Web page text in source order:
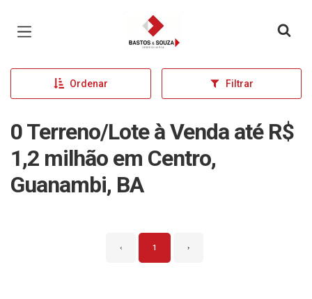
Página inicial
Ordenar Filtrar
0 Terreno/Lote à Venda até R$
1,2 milhão em Centro,
Guanambi, BA
‹ 1 ›